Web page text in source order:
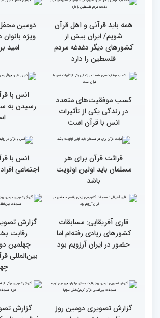
جزئیات سومین روز رقابت
بخش برادران مسابقات
بین‌المللی قرآن کریم
فرآیند
مسابقات
به خوبی
همه باید قرآنی و اهل قرآن
شویم/ ایران بیش از
فلسطین را دارد
ویژه
کسب موفقیت‌های متعدد
انس با قرآن است
انس با
رسیدن به
باشد
انس با
اجتماعی